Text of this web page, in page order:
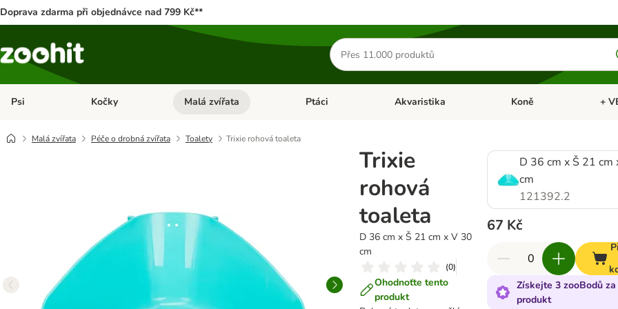
Doprava zdarma při objednávce nad 799 Kč**
Hledat
produkty
Psi Otevřít menu: Psi
Kočky Otevřít menu: Kočky
Malá zvířata Otevřít menu: Malá zvířata
Ptáci Otevřít menu: Ptáci
Akvaristika Otevřít menu: Akvaristika
Koně +
Malá zvířata Péče o drobná zvířata Toalety Trixie rohová toaleta
Trixie
rohová
toaleta
D 36 cm x Š 21 cm x V 30
cm
(0)
Ohodnoťte tento
produkt
D 36 cm x Š 21 cm
cm
121392.2
67 Kč
Získejte 3 zooBodů
produkt